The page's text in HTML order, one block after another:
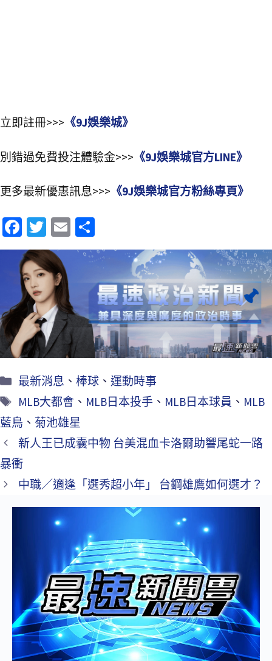
立即註冊>>> 《9J娛樂城》
別錯過免費投注體驗金>>> 《9J娛樂城官方LINE》
更多最新優惠訊息>>> 《9J娛樂城官方粉絲專頁》
Fa
ce
b
o
o
k
T
wi
tt
er
E
m 享
最新消息 、棒球 、運動時事
MLB大都會 、 MLB日本投手 、 MLB日本球員 、 MLB
藍鳥 、 菊池雄星
新人王已成囊中物 台美混血卡洛爾助響尾蛇一路
暴衝
中職／適逢「選秀超小年」 台鋼雄鷹如何選才？